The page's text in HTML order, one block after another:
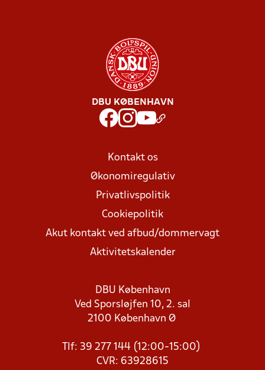
DBU KØBENHAVN
Kontakt os
Økonomiregulativ
Privatlivspolitik
Cookiepolitik
Akut kontakt ved afbud/dommervagt
Aktivitetskalender
DBU København
Ved Sporsløjfen 10, 2. sal
2100 København Ø
Tlf: 39 277 144 (12:00-15:00)
CVR: 63928615